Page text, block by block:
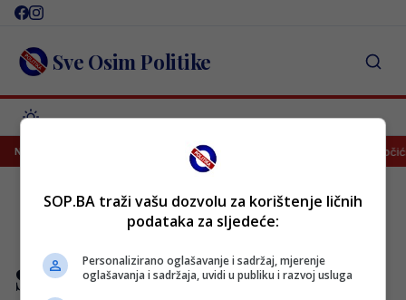
Skip
content Sve Osim Politike
NAJNOVIJE Sarajevo razočaralo na otvaranju sezone, tek bod u
Success
SOP.BA traži vašu dozvolu za korištenje ličnih
podataka za sljedeće:
Personalizirano oglašavanje i sadržaj, mjerenje
oglašavanja i sadržaja, uvidi u publiku i razvoj usluga